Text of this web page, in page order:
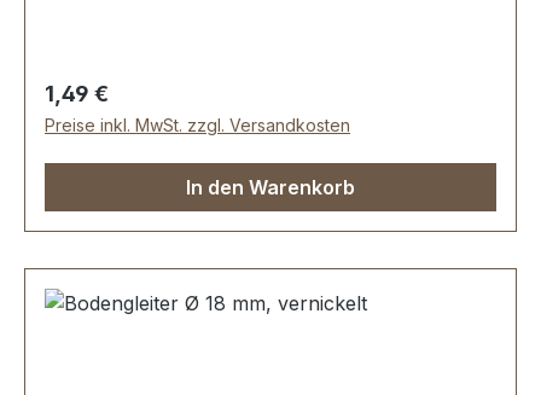
Regulärer Preis:
1,49 €
Preise inkl. MwSt. zzgl. Versandkosten
In den Warenkorb